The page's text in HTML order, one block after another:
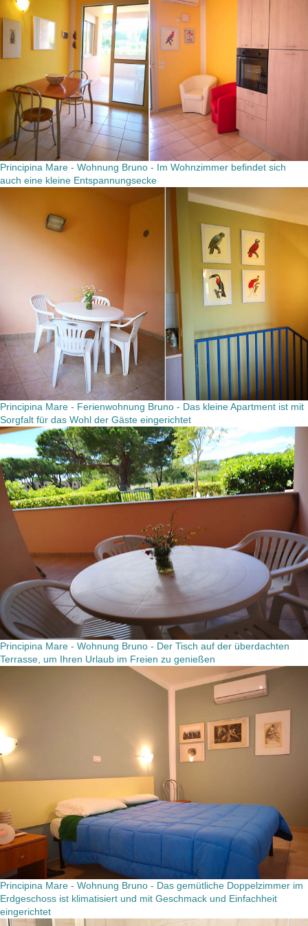
Principina Mare - Wohnung Bruno - Im Wohnzimmer befindet sich
auch eine kleine Entspannungsecke
Principina Mare - Ferienwohnung Bruno - Das kleine Apartment ist mit
Sorgfalt für das Wohl der Gäste eingerichtet
Principina Mare - Wohnung Bruno - Der Tisch auf der überdachten
Terrasse, um Ihren Urlaub im Freien zu genießen
Principina Mare - Wohnung Bruno - Das gemütliche Doppelzimmer im
Erdgeschoss ist klimatisiert und mit Geschmack und Einfachheit
eingerichtet